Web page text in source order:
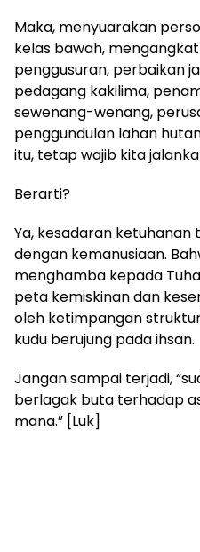
Maka, menyuarakan
kelas bawah,
penggusuran, perbaikan
pedagang kakilima,
sewenang-wenang,
penggundulan lahan
itu, tetap wajib kita
Berarti?
Ya, kesadaran
dengan kemanusiaan.
menghamba kepada
peta kemiskinan dan
oleh ketimpangan
kudu berujung pada ihsan.
Jangan sampai terjadi,
berlagak buta terhadap
mana.” [Luk]